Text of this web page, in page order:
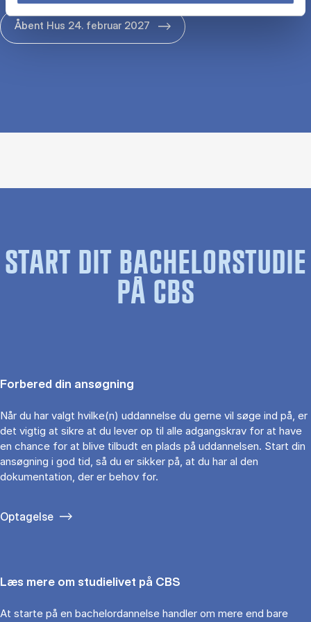
Åbent Hus 24. februar 2027
START DIT BACHELORSTUDIE
PÅ CBS
Forbered din ansøgning
Når du har valgt hvilke(n) uddannelse du gerne vil søge ind på, er
det vigtig at sikre at du lever op til alle adgangskrav for at have
en chance for at blive tilbudt en plads på uddannelsen. Start din
ansøgning i god tid, så du er sikker på, at du har al den
dokumentation, der er behov for.
Optagelse
Læs mere om studielivet på CBS
At starte på en bachelordannelse handler om mere end bare